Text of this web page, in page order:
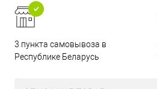
3 пункта самовывоза в
Республике Беларусь